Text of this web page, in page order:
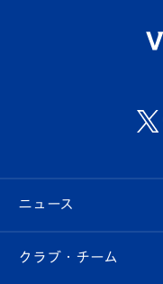
ニュース
すべて
クラブ・チーム